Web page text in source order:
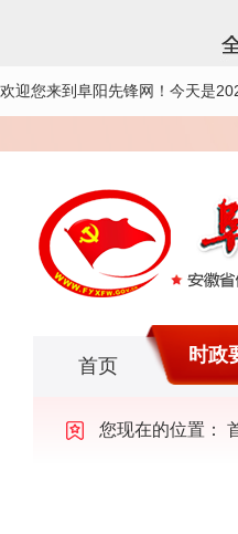
欢迎您来到阜阳先锋网！ 今天是
首页 时政
您现在的位置：